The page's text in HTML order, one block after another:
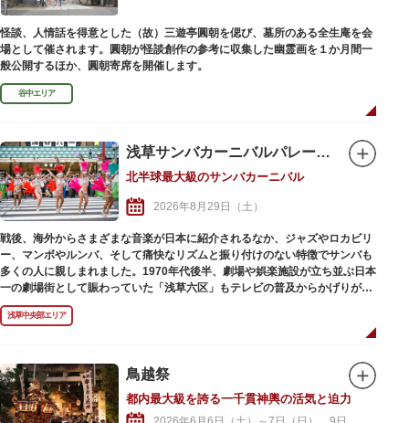
から厩橋の間に設けられた第二会場で、合わせて約2万発の花火が打ち上げ
られ、第一会場では花火コンクールも開催されます。
怪談、人情話を得意とした（故）三遊亭圓朝を偲び、墓所のある全生庵を会
場として催されます。圓朝が怪談創作の参考に収集した幽霊画を１か月間一
般公開するほか、圓朝寄席を開催します。
谷中エリア
浅草サンバカーニバルパレードコンテスト
北半球最大級のサンバカーニバル
2026年8月29日（土）
戦後、海外からさまざまな音楽が日本に紹介されるなか、ジャズやロカビリ
ー、マンボやルンバ、そして痛快なリズムと振り付けのない特徴でサンバも
多くの人に親しまれました。1970年代後半、劇場や娯楽施設が立ち並ぶ日本
一の劇場街として賑わっていた「浅草六区」もテレビの普及からかげりが見
えはじめ、喜劇俳優の伴淳三郎氏からサンバを提案されたことが「浅草サン
バカーニバル」の始まりと言われています。
し、開催当初は本格的なサンバチームは少なく、仮装コンテスト的様相の強
いイベントでしたが、年々、楽器を揃え、衣装を工夫し「サンバ」を追求す
るチームが増え、リオデジャネイロのカーニバルをお手本とする出場チーム
の努力などもあり、非常にレベルが高い、北半球最大級のサンバカーニバル
浅草中央部エリア
鳥越祭
都内最大級を誇る一千貫神輿の活気と迫力